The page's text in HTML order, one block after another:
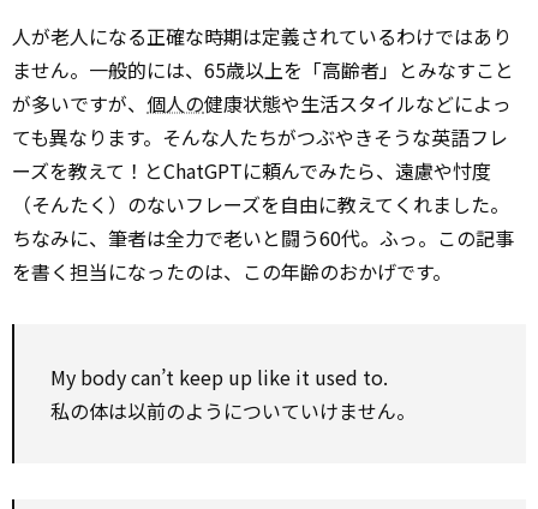
人が老人になる正確な時期は定義されているわけではあり
ません。一般的には、65歳以上を「高齢者」とみなすこと
が多いですが、 個人の健康状態や生活スタイルなどによっ
ても異なります。そんな人たちがつぶやきそうな英語フレ
ーズを教えて！とChatGPTに頼んでみたら、遠慮や忖度
（そんたく）のないフレーズを自由に教えてくれました。
ちなみに、筆者は全力で老いと闘う60代。ふっ。この記事
を書く担当になったのは、この年齢のおかげです。
My body can’t keep up like it used to.
私の体は以前のようについていけません。